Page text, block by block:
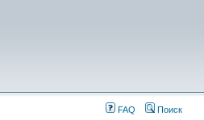
FAQ Поиск